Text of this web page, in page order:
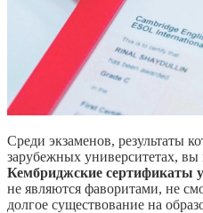
Среди экзаменов, результаты
зарубежных университетах, вы
Кембриджские сертификаты
не являются фаворитами, не
долгое существование на